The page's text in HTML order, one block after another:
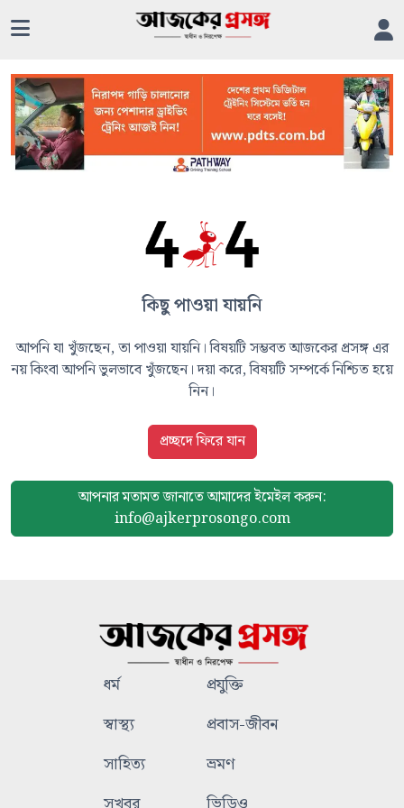
কিছু পাওয়া যায়নি
আপনি যা খুঁজছেন, তা পাওয়া যায়নি। বিষয়টি সম্ভবত আজকের প্রসঙ্গ এর
নয় কিংবা আপনি ভুলভাবে খুঁজছেন। দয়া করে, বিষয়টি সম্পর্কে নিশ্চিত হয়ে
নিন।
প্রচ্ছদে ফিরে যান
আপনার মতামত জানাতে আমাদেরইমেইল করুন:
info@ajkerprosongo.com
ধর্ম
প্রযুক্তি
স্বাস্থ্য
প্রবাস-জীবন
সাহিত্য
ভ্রমণ